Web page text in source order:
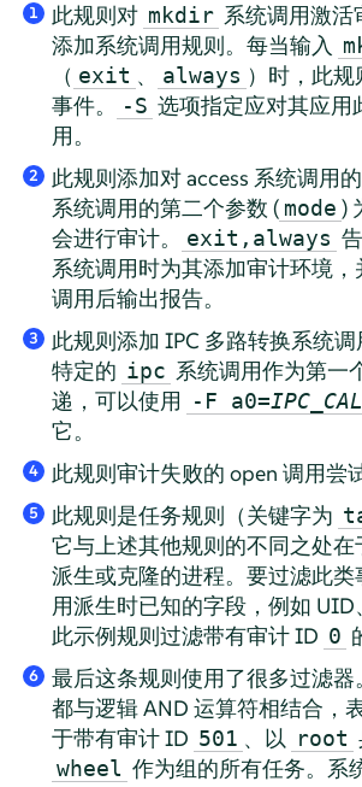
1 此规则对 mkdir 系统调用激活
添加系统调用规则。每当输入
（ exit 、 always ）时，此
事件。
-S 选项指定应对其应用
用。
2
此规则添加对 access 系统调用
系统调用的第二个参数 ( mode )
会进行审计。
exit,always
系统调用时为其添加审计环境
调用后输出报告。
3
此规则添加 IPC 多路转换系统调
特定的 ipc 系统调用作为第一
递，可以使用
-F a0=
它。
4 此规则审计失败的 open 调用尝试
5 此规则是任务规则（关键字为
它与上述其他规则的不同之处
派生或克隆的进程。要过滤此
用派生时已知的字段，例如 UID
此示例规则过滤带有审计 ID 0
6
最后这条规则使用了很多过滤
都与逻辑 AND 运算符相结合，
于带有审计 ID 501 、以 root
wheel 作为组的所有任务。系